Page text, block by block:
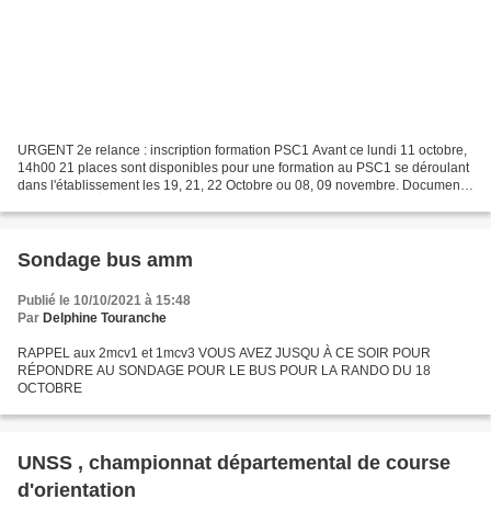
URGENT 2e relance : inscription formation PSC1 Avant ce lundi 11 octobre,
14h00 21 places sont disponibles pour une formation au PSC1 se déroulant
dans l'établissement les 19, 21, 22 Octobre ou 08, 09 novembre. Document
Sondage bus amm
Publié le 10/10/2021 à 15:48
Par Delphine Touranche
RAPPEL aux 2mcv1 et 1mcv3 VOUS AVEZ JUSQU À CE SOIR POUR
RÉPONDRE AU SONDAGE POUR LE BUS POUR LA RANDO DU 18
OCTOBRE
UNSS , championnat départemental de course
d'orientation